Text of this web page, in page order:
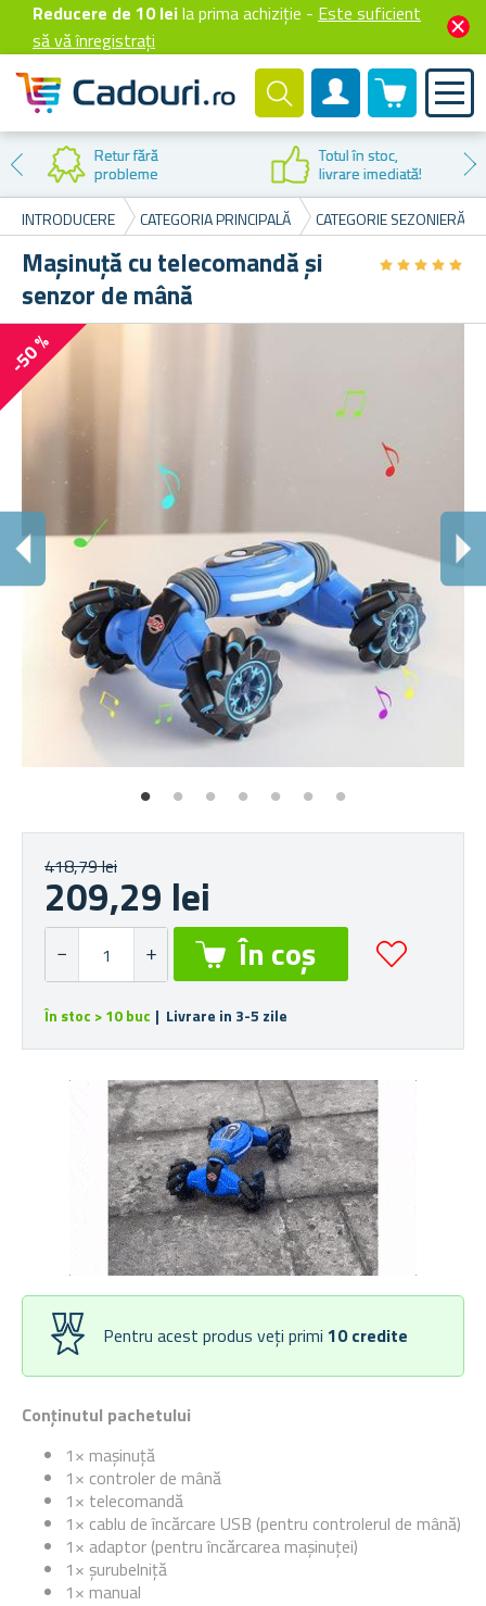
Reducere de 10 leila prima achiziție - Este suficient
să vă înregistrați
Cont client
0 produselor
Reducere la
prima cumpărare
INTRODUCERE CATEGORIA PRINCIPALĂ CATEGORIE SEZONIERĂ
Mașinuță cu telecomandă și
senzor de mână
★★★★★
★★★★★
-50 %
Conținutul pachetului
1× mașinuță
1× controler de mână
1× telecomandă
1× cablu de încărcare USB (pentru controlerul de mână)
1× adaptor (pentru încărcarea mașinuței)
1× șurubelniță
1× manual
418,79 lei
209,29 lei
În stoc > 10 buc | Livrare in 3-5 zile
Pentru acest produs veți primi 10 credite